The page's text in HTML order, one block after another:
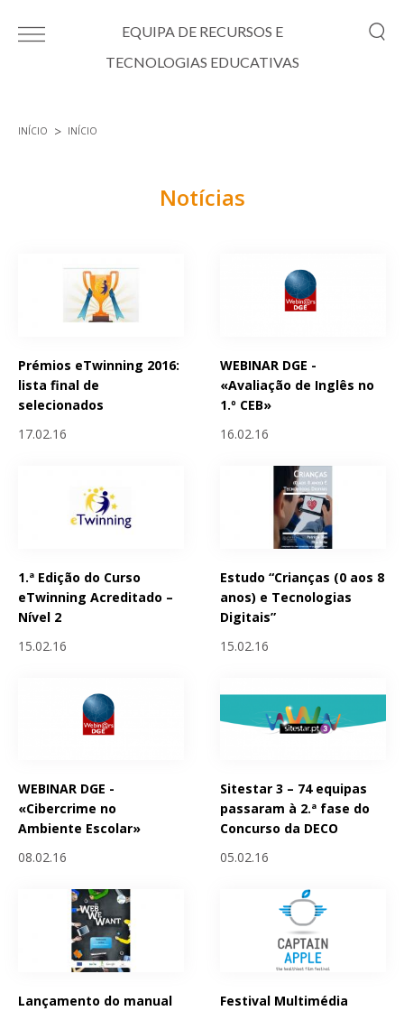
EQUIPA DE RECURSOS E
TECNOLOGIAS EDUCATIVAS
INÍCIO INÍCIO
Notícias
Prémios eTwinning 2016:
lista final de
selecionados
17.02.16
WEBINAR DGE -
«Avaliação de Inglês no
1.º CEB»
16.02.16
1.ª Edição do Curso
eTwinning Acreditado –
Nível 2
15.02.16
Estudo “Crianças (0 aos 8
anos) e Tecnologias
Digitais”
15.02.16
WEBINAR DGE -
«Cibercrime no
Ambiente Escolar»
08.02.16
Sitestar 3 – 74 equipas
passaram à 2.ª fase do
Concurso da DECO
05.02.16
Lançamento do manual
Festival Multimédia
Páginas